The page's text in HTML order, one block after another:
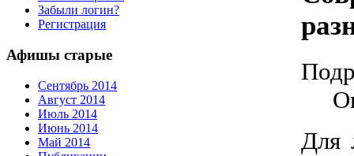
Забыли логин?
Регистрация
Афишы старые
Сентябрь 2014
Август 2014
Июль 2014
Июнь 2014
Май 2014
Для